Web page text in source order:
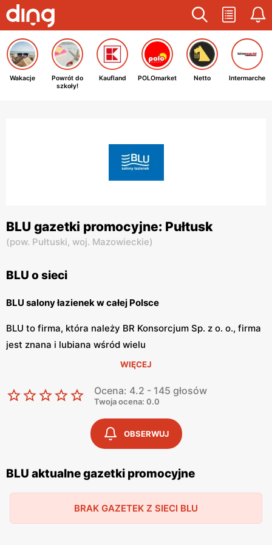
Wakacje
Powrót do
szkoły!
Kaufland POLOmarket Netto Intermarche
BLU gazetki promocyjne: Pułtusk
(pow. Pułtuski, woj. Mazowieckie)
BLU o sieci
BLU salony łazienek w całej Polsce
BLU to firma, która należy BR Konsorcjum Sp. z o. o., firma
jest znana i lubiana wśród wielu
użytkowników. BLU ma salony łazienek w całym kraju, co
skorzystać z usług tej firmy. Salony oferują całą gamę
artykułów do wyposażenia łazienek, nie
są to tylko płytki ceramiczne.
BLU szeroka dla każdego
Salony łazienek BLU oferują całą gamę płytek ściennych i
podłogowych wysokiej jakości.
Produktu marki charakteryzują się bardzo dobrą ceną oraz
designem. BLU wdraża do swojej
WIĘCEJ
Ocena: 4.2 - 145 głosów
Twoja ocena: 0.0
OBSERWUJ
BLU aktualne gazetki promocyjne
BRAK GAZETEK Z SIECI BLU